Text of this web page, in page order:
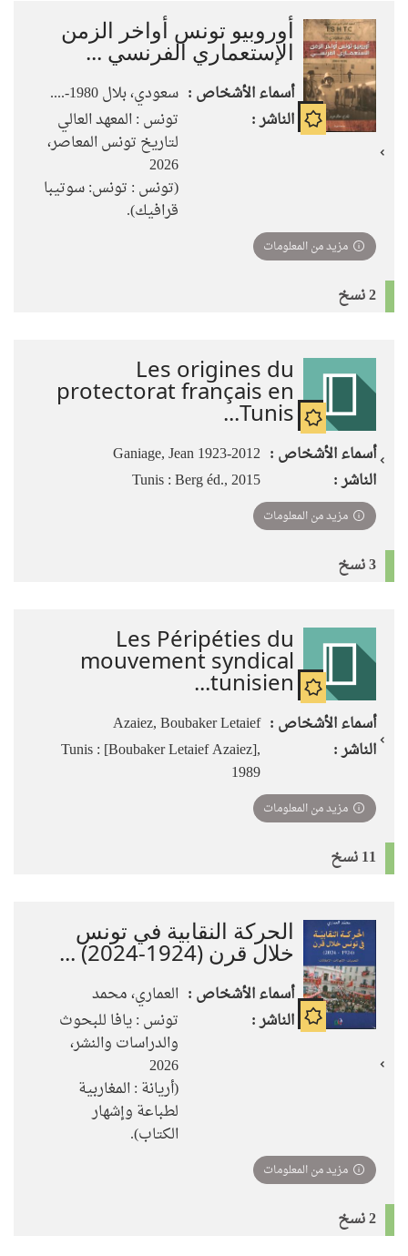
أوروبيو تونس أواخر الزمن
الإستعماري الفرنسي ...
أسماء الأشخاص : سعودي، بلال 1980-....
الناشر :
تونس : المعهد العالي
لتاريخ تونس المعاصر،
2026
(تونس : تونس: سوتيبا
قرافيك).
مزيد من المعلومات
2 نسخ
Les origines du
protectorat français en
Tunis...
أسماء الأشخاص : Ganiage, Jean 1923-2012
الناشر :
Tunis : Berg éd., 2015
مزيد من المعلومات
3 نسخ
Les Péripéties du
mouvement syndical
tunisien...
أسماء الأشخاص : Azaiez, Boubaker Letaief
الناشر :
Tunis : [Boubaker Letaief Azaiez],
1989
مزيد من المعلومات
11 نسخ
الحركة النقابية في تونس
خلال قرن (1924-2024) ...
أسماء الأشخاص : العماري، محمد
الناشر :
تونس : يافا للبحوث
والدراسات والنشر،
2026
(أريانة : ‏‏المغاربية
لطباعة وإشهار
الكتاب).
مزيد من المعلومات
2 نسخ